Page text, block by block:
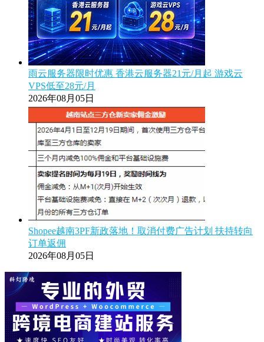
雨云服务器限时优惠 香港云服务器21元/月起 游戏云
VPS低至28元/月
2026年08月05日
Shopee越南3PF新政落地！取消付费广告计划 扶持转向
订单返佣
2026年08月05日